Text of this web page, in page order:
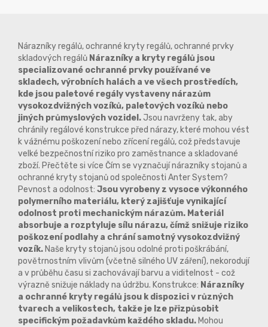
Nárazníky regálů, ochranné kryty regálů, ochranné prvky
skladových regálů Nárazníky a kryty regálů jsou
specializované ochranné prvky používané ve
skladech, výrobních halách a ve všech prostředích,
kde jsou paletové regály vystaveny nárazům
vysokozdvižných vozíků, paletových vozíků nebo
jiných průmyslových vozidel. Jsou navrženy tak, aby
chránily regálové konstrukce před nárazy, které mohou vést
k vážnému poškození nebo zřícení regálů, což představuje
velké bezpečnostní riziko pro zaměstnance a skladované
zboží. Přečtěte si více Čím se vyznačují nárazníky stojanů a
ochranné kryty stojanů od společnosti Anter System?
Pevnost a odolnost: Jsou vyrobeny z vysoce výkonného
polymerního materiálu, který zajišťuje vynikající
odolnost proti mechanickým nárazům. Materiál
absorbuje a rozptyluje sílu nárazu, čímž snižuje riziko
poškození podlahy a chrání samotný vysokozdvižný
vozík. Naše kryty stojanů jsou odolné proti poškrábání,
povětrnostním vlivům (včetně silného UV záření), nekorodují
a v průběhu času si zachovávají barvu a viditelnost - což
výrazně snižuje náklady na údržbu. Konstrukce: Nárazníky
a ochranné kryty regálů jsou k dispozici v různých
tvarech a velikostech, takže je lze přizpůsobit
specifickým požadavkům každého skladu. Mohou